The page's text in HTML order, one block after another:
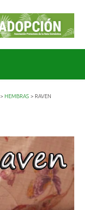
> HEMBRAS > RAVEN